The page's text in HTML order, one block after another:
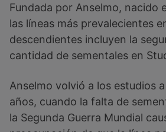
Fundada por Anselmo, nacido
las líneas más prevalecientes
descendientes incluyen la
cantidad de sementales en
Anselmo volvió a los estudios
años, cuando la falta de
la Segunda Guerra Mundial